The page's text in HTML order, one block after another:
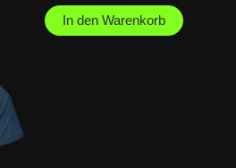
In den Warenkorb